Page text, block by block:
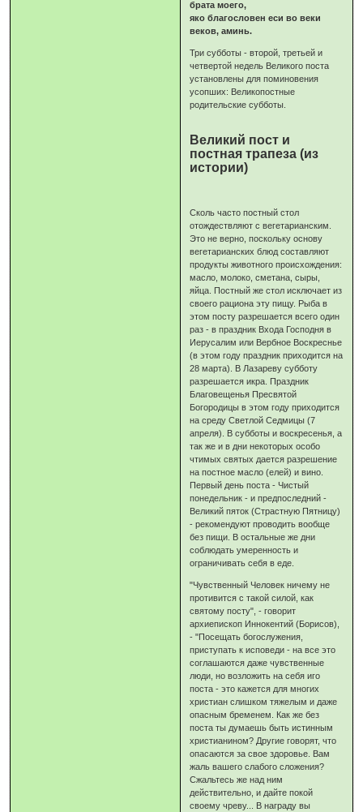
брата моего,
яко благословен еси во веки
веков, аминь.
Три субботы - второй, третьей и
четвертой недель Великого поста
установлены для поминовения
усопших: Великопостные
родительские субботы.
Великий пост и
постная трапеза (из
истории)
Сколь часто постный стол
отождествляют с вегетарианским.
Это не верно, поскольку основу
вегетарианских блюд составляют
продукты животного происхождения:
масло, молоко, сметана, сыры,
яйца. Постный же стол исключает из
своего рациона эту пищу. Рыба в
этом посту разрешается всего один
раз - в праздник Входа Господня в
Иерусалим или Вербное Воскреснье
(в этом году праздник приходится на
28 марта). В Лазареву субботу
разрешается икра. Праздник
Благовещенья Пресвятой
Богородицы в этом году приходится
на среду Светлой Седмицы (7
апреля). В субботы и воскресенья, а
так же и в дни некоторых особо
чтимых святых дается разрешение
на постное масло (елей) и вино.
Первый день поста - Чистый
понедельник - и предпоследний -
Великий пяток (Страстную Пятницу)
- рекомендуют проводить вообще
без пищи. В остальные же дни
соблюдать умеренность и
ограничивать себя в еде.
"Чувственный Человек ничему не
противится с такой силой, как
святому посту", - говорит
архиепископ Иннокентий (Борисов),
- "Посещать богослужения,
приступать к исповеди - на все это
соглашаются даже чувственные
люди, но возложить на себя иго
поста - это кажется для многих
христиан слишком тяжелым и даже
опасным бременем. Как же без
поста ты думаешь быть истинным
христианином? Другие говорят, что
опасаются за свое здоровье. Вам
жаль вашего слабого сложения?
Сжальтесь же над ним
действительно, и дайте покой
своему чреву... В награду вы